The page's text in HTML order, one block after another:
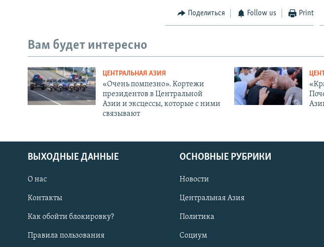
Поделиться Follow us Print
Вам будет интересно
ЦЕНТРАЛЬНАЯ АЗИЯ
«Очень помпезно». Кортежи
президентов в Центральной
Азии и эксцессы, которые с ними
связывают
ВЫХОДНЫЕ ДАННЫЕ
О нас
Контакты
Как обойти блокировку?
Правила пользования
ОСНОВНЫЕ РУБРИКИ
Новости
Центральная Азия
Политика
Социум